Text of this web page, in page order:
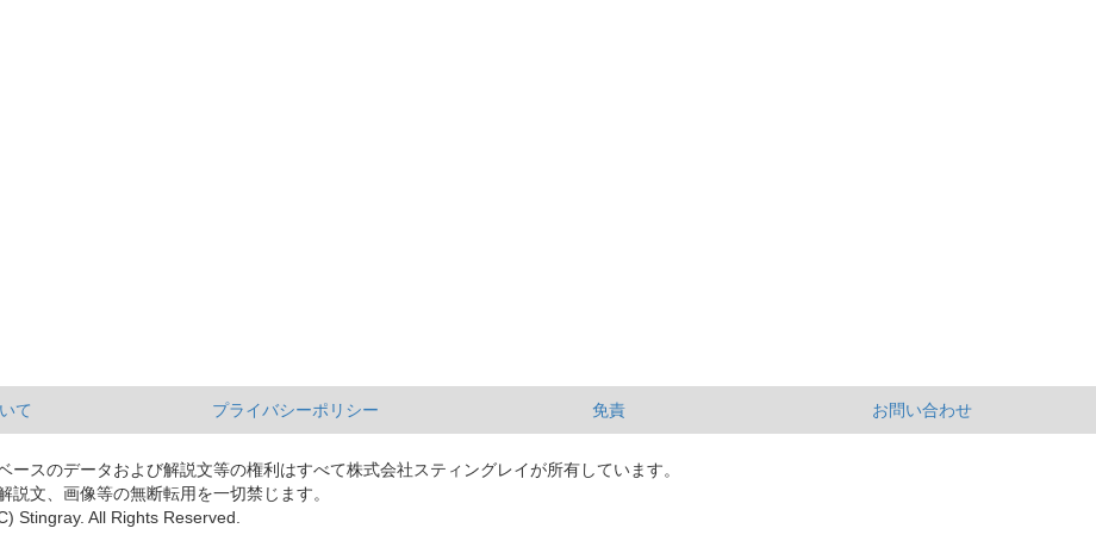
て プライバシーポリシー 免責 お問い合わせ
ースのデータおよび解説文等の権利はすべて株式会社スティングレイが所有しています。
説文、画像等の無断転用を一切禁じます。
Stingray. All Rights Reserved.